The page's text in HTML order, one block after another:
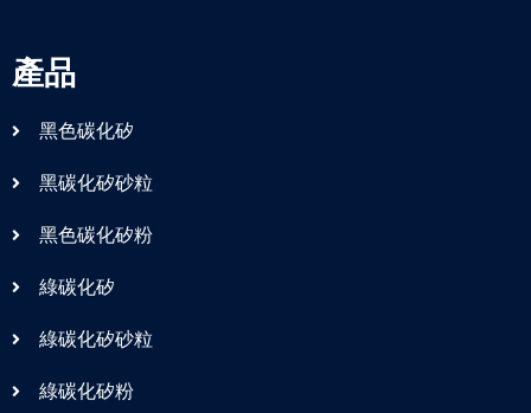
產品
黑色碳化矽
黑碳化矽砂粒
黑色碳化矽粉
綠碳化矽
綠碳化矽砂粒
綠碳化矽粉